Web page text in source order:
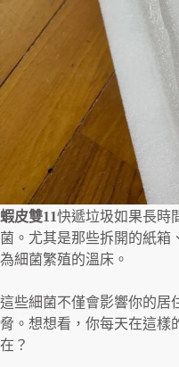
蝦皮雙11快遞垃圾如果長時
菌。尤其是那些拆開的紙箱
為細菌繁殖的溫床。
這些細菌不僅會影響你的居
脅。想想看，你每天在這樣
在？